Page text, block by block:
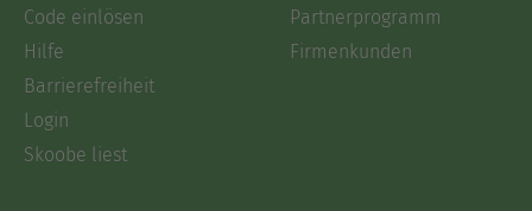
Code einlösen
Hilfe
Barrierefreiheit
Login
Skoobe liest
Partnerprogramm
Firmenkunden